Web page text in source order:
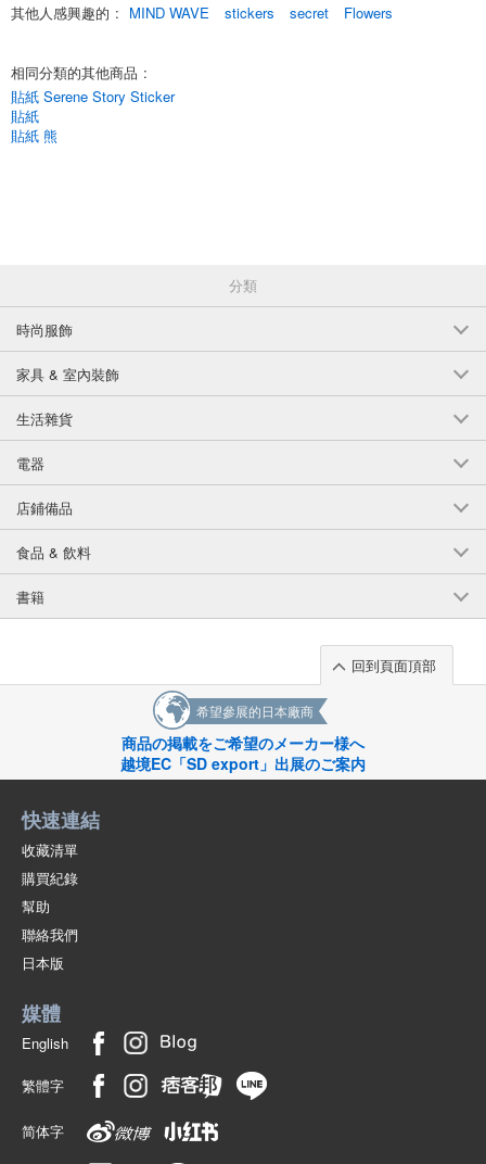
其他人感興趣的 : MIND WAVE stickers secret Flowers
相同分類的其他商品 :
貼紙 Serene Story Sticker
貼紙
貼紙 熊
分類
時尚服飾
家具 & 室內裝飾
生活雜貨
電器
店鋪備品
食品 & 飲料
書籍
回到頁面頂部
希望參展的日本廠商
商品の掲載をご希望のメーカー様へ
越境EC「SD export」出展のご案内
快速連結
收藏清單
購買紀錄
幫助
聯絡我們
日本版
媒體
English
繁體字
简体字